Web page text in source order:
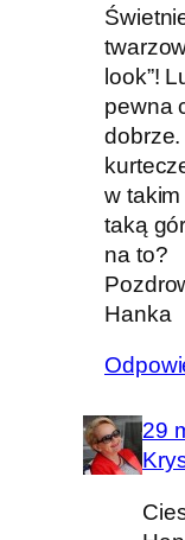
look”!
pewna
w
taką
na to?
Hanka
29